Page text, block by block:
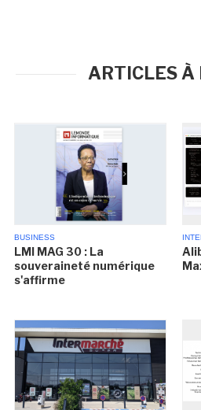
ARTICLES À
BUSINESS
LMI MAG 30 : La
souveraineté numérique
s'affirme